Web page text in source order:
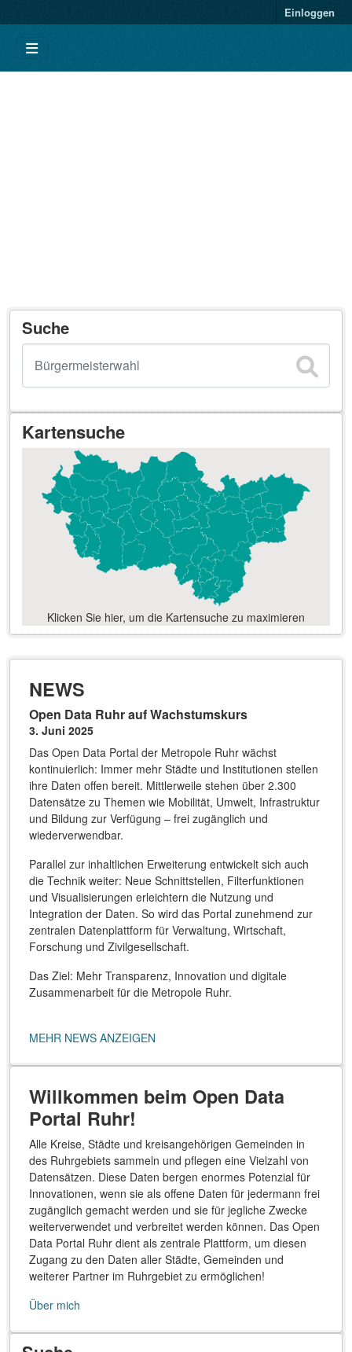
Einloggen
Suche
Kartensuche
Klicken Sie hier, um die Kartensuche zu maximieren
NEWS
Open Data Ruhr auf Wachstumskurs
3. Juni 2025
Das Open Data Portal der Metropole Ruhr wächst
kontinuierlich: Immer mehr Städte und Institutionen stellen
ihre Daten offen bereit. Mittlerweile stehen über 2.300
Datensätze zu Themen wie Mobilität, Umwelt, Infrastruktur
und Bildung zur Verfügung – frei zugänglich und
wiederverwendbar.
Parallel zur inhaltlichen Erweiterung entwickelt sich auch
die Technik weiter: Neue Schnittstellen, Filterfunktionen
und Visualisierungen erleichtern die Nutzung und
Integration der Daten. So wird das Portal zunehmend zur
zentralen Datenplattform für Verwaltung, Wirtschaft,
Forschung und Zivilgesellschaft.
Das Ziel: Mehr Transparenz, Innovation und digitale
Zusammenarbeit für die Metropole Ruhr.
MEHR NEWS ANZEIGEN
Willkommen beim Open Data
Portal Ruhr!
Alle Kreise, Städte und kreisangehörigen Gemeinden in
des Ruhrgebiets sammeln und pflegen eine Vielzahl von
Datensätzen. Diese Daten bergen enormes Potenzial für
Innovationen, wenn sie als offene Daten für jedermann frei
zugänglich gemacht werden und sie für jegliche Zwecke
weiterverwendet und verbreitet werden können. Das Open
Data Portal Ruhr dient als zentrale Plattform, um diesen
Zugang zu den Daten aller Städte, Gemeinden und
weiterer Partner im Ruhrgebiet zu ermöglichen!
Über mich